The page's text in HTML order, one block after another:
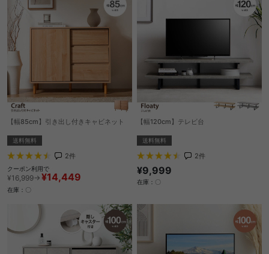
【幅85cm】引き出し付きキャビネット
送料無料
2件
クーポン利用で
¥16,999→ ¥14,449
在庫：〇
【幅120cm】テレビ台
送料無料
2件
¥9,999
在庫：〇